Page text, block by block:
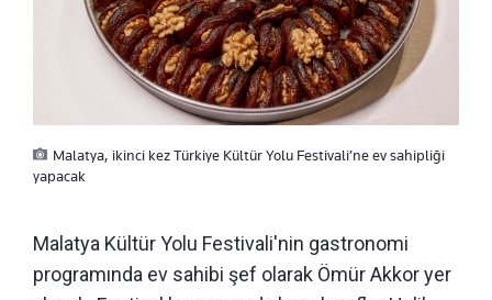
Malatya, ikinci kez Türkiye Kültür Yolu Festivali’ne ev sahipliği
yapacak
Malatya Kültür Yolu Festivali'nin gastronomi
programında ev sahibi şef olarak Ömür Akkor yer